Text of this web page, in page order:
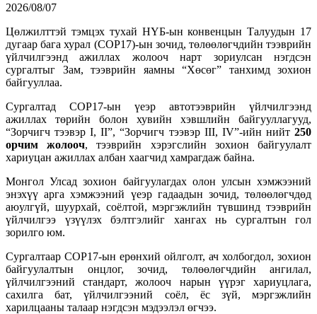
2026/08/07
Цөлжилттэй тэмцэх тухай НҮБ-ын конвенцын Талуудын 17
дугаар бага хурал (COP17)-ын зочид, төлөөлөгчдийн тээврийн
үйлчилгээнд ажиллах жолооч нарт зориулсан нэгдсэн
сургалтыг Зам, тээврийн яамны “Хөсөг” танхимд зохион
байгууллаа.
Сургалтад COP17-ын үеэр автотээврийн үйлчилгээнд
ажиллах төрийн болон хувийн хэвшлийн байгууллагууд,
“Зорчигч тээвэр I, II”, “Зорчигч тээвэр III, IV”-ийн нийт 250
орчим жолооч, тээврийн хэрэгслийн зохион байгуулалт
хариуцан ажиллах албан хаагчид хамрагдаж байна.
Монгол Улсад зохион байгуулагдах олон улсын хэмжээний
энэхүү арга хэмжээний үеэр гадаадын зочид, төлөөлөгчдөд
аюулгүй, шуурхай, соёлтой, мэргэжлийн түвшинд тээврийн
үйлчилгээ үзүүлэх бэлтгэлийг хангах нь сургалтын гол
зорилго юм.
Сургалтаар COP17-ын ерөнхий ойлголт, ач холбогдол, зохион
байгуулалтын онцлог, зочид, төлөөлөгчдийн ангилал,
үйлчилгээний стандарт, жолооч нарын үүрэг хариуцлага,
сахилга бат, үйлчилгээний соёл, ёс зүй, мэргэжлийн
харилцааны талаар нэгдсэн мэдээлэл өгчээ.